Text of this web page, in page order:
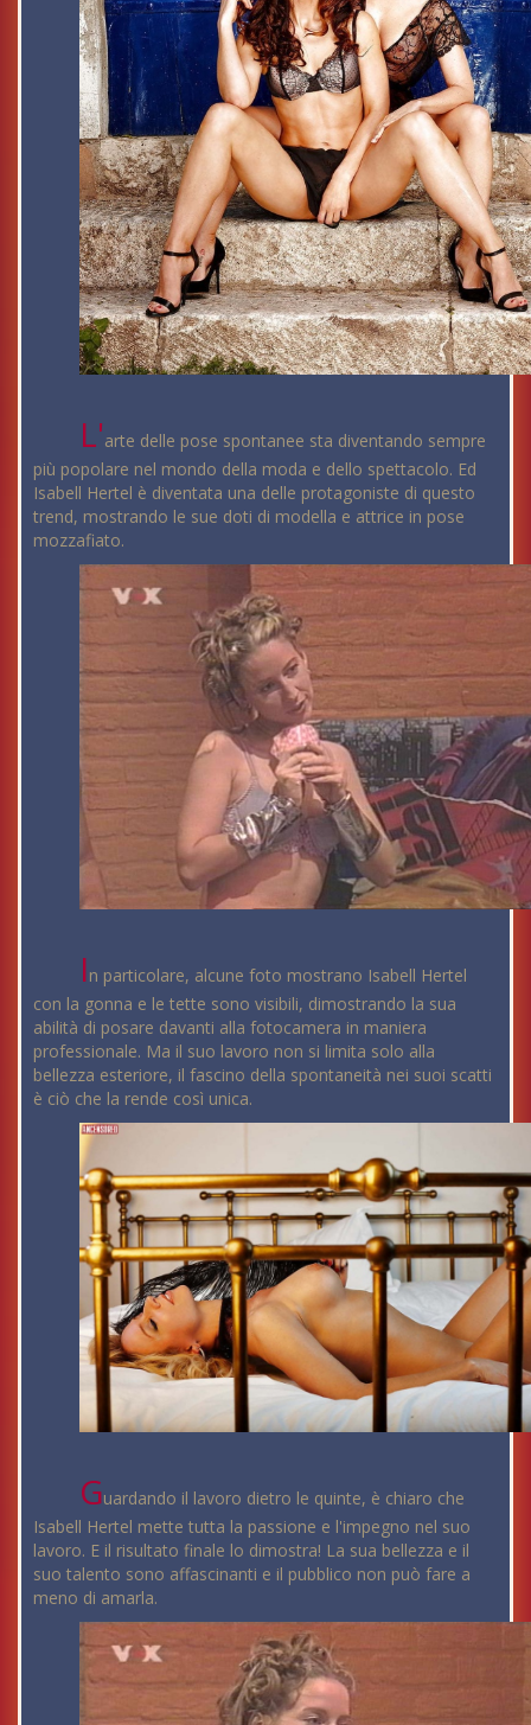
L'arte delle pose spontanee sta diventando sempre
più popolare nel mondo della moda e dello spettacolo. Ed
Isabell Hertel è diventata una delle protagoniste di questo
trend, mostrando le sue doti di modella e attrice in pose
mozzafiato.
In particolare, alcune foto mostrano Isabell Hertel
con la gonna e le tette sono visibili, dimostrando la sua
abilità di posare davanti alla fotocamera in maniera
professionale. Ma il suo lavoro non si limita solo alla
bellezza esteriore, il fascino della spontaneità nei suoi scatti
è ciò che la rende così unica.
Guardando il lavoro dietro le quinte, è chiaro che
Isabell Hertel mette tutta la passione e l'impegno nel suo
lavoro. E il risultato finale lo dimostra! La sua bellezza e il
suo talento sono affascinanti e il pubblico non può fare a
meno di amarla.